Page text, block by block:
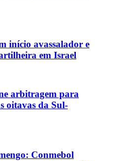
início avassalador e
em Israel
arbitragem para
oitavas da Sul-
Conmebol